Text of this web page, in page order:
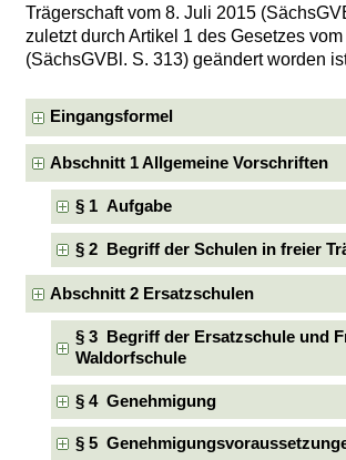
Trägerschaft vom 8. Juli 2015
zuletzt durch Artikel 1 des Gesetzes
(SächsGVBl. S. 313) geändert worden
Eingangsformel
Abschnitt 1 Allgemeine Vorschriften
§ 1 Aufgabe
§ 2 Begriff der Schulen in freier
Abschnitt 2 Ersatzschulen
§ 3 Begriff der Ersatzschule und
Waldorfschule
§ 4 Genehmigung
§ 5